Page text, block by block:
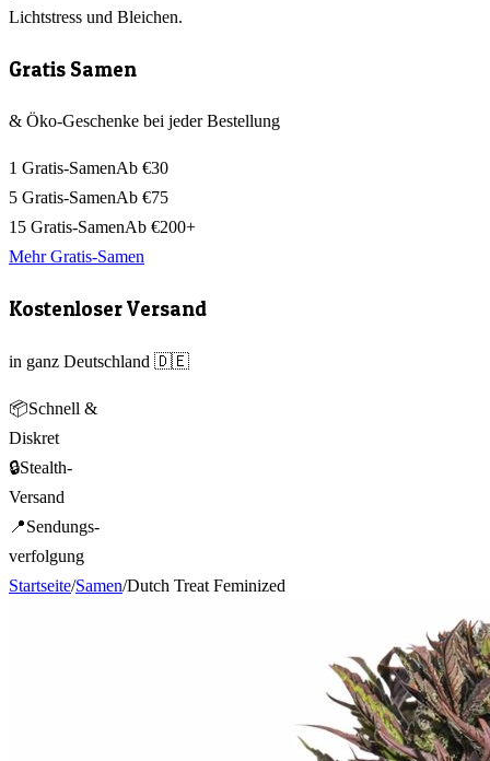
Lichtstress und Bleichen.
Gratis Samen
& Öko-Geschenke bei jeder Bestellung
1 Gratis-SamenAb €30
5 Gratis-SamenAb €75
15 Gratis-SamenAb €200+
Mehr Gratis-Samen
Kostenloser Versand
in ganz Deutschland 🇩🇪
📦Schnell &
Diskret
🔒Stealth-
Versand
📍Sendungs-
verfolgung
Startseite/Samen/Dutch Treat Feminized